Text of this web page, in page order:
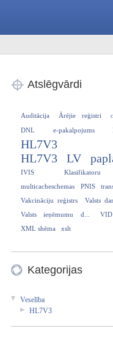
Atslēgvārdi
Auditācija Ārējie reģistri
DNL e-pakalpojums
HL7V3
HL7V3 LV
IVIS
multicacheschemas
PNIS
Vakcināciju reģistrs
Valsts
Valsts ieņēmumu d...
VID
XML shēma
xslt
Kategorijas
Vese­lība­
HL7V­3